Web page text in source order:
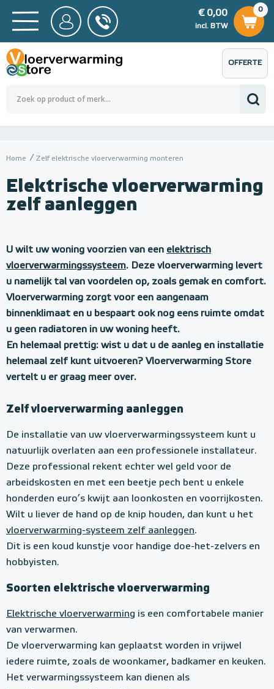
BTW
0,00
0
€ 0,00
incl. BTW
€ 0,00
OFFERTE
AANVRAGEN
Home Zelf elektrische vloerverwarming monteren
Elektrische vloerverwarming
zelf aanleggen
o
n
t
e
e
r
z
l
f
u
w
e
l
e
k
t
r
i
s
c
h
U wilt uw woning voorzien van een elektrisch
vloerverwarmingssysteem. Deze vloerverwarming levert
u namelijk tal van voordelen op, zoals gemak en comfort.
Vloerverwarming zorgt voor een aangenaam
binnenklimaat en u bespaart ook nog eens ruimte omdat
u geen radiatoren in uw woning heeft.
En helemaal prettig: wist u dat u de aanleg en installatie
helemaal zelf kunt uitvoeren? Vloerverwarming Store
vertelt u er graag meer over.
Zelf vloerverwarming aanleggen
De installatie van uw vloerverwarmingssysteem kunt u
natuurlijk overlaten aan een professionele installateur.
Deze professional rekent echter wel geld voor de
arbeidskosten en met een beetje pech bent u enkele
honderden euro’s kwijt aan loonkosten en voorrijkosten.
Wilt u liever de hand op de knip houden, dan kunt u het
vloerverwarming-systeem zelf aanleggen.
Dit is een koud kunstje voor handige doe-het-zelvers en
hobbyisten.
Soorten elektrische vloerverwarming
Elektrische vloerverwarming is een comfortabele manier
van verwarmen.
De vloerverwarming kan geplaatst worden in vrijwel
iedere ruimte, zoals de woonkamer, badkamer en keuken.
Het verwarmingssysteem kan dienen als